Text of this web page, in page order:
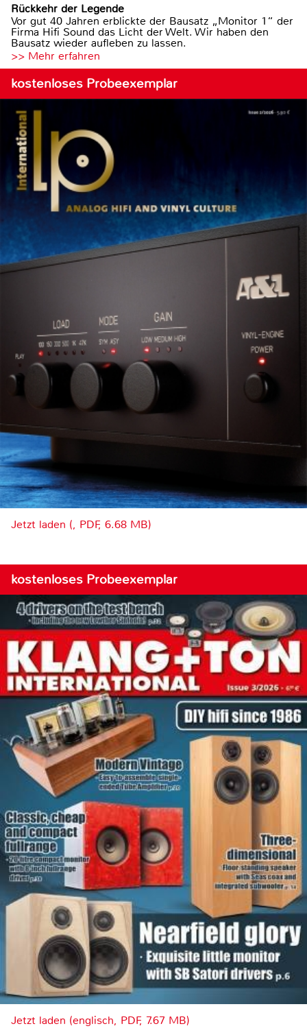
Rückkehr der Legende
Vor gut 40 Jahren erblickte der Bausatz „Monitor 1“ der
Firma Hifi Sound das Licht der Welt. Wir haben den
Bausatz wieder aufleben zu lassen.
>> Mehr erfahren
kostenloses Probeexemplar
Jetzt laden (, PDF, 6.68 MB)
kostenloses Probeexemplar
Jetzt laden (englisch, PDF, 7.67 MB)